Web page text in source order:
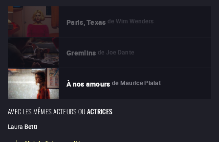
Paris, Texas de Wim Wenders
Gremlins de Joe Dante
À nos amours de Maurice Pialat
AVEC LES MÊMES ACTEURS OUACTRICES
Laura Betti